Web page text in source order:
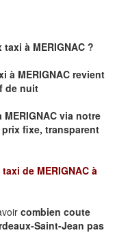
taxi à MERIGNAC ?
à MERIGNAC revient
de nuit
MERIGNAC via notre
fixe, transparent
de MERIGNAC à
combien coute
Saint-Jean pas